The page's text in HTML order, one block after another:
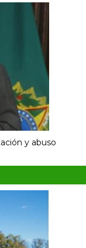
y abuso